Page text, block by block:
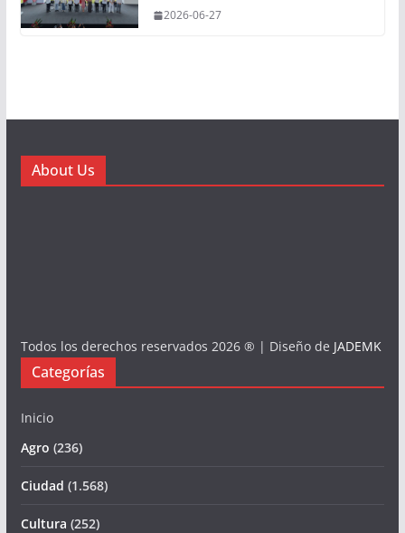
2026-06-27
About Us
Todos los derechos reservados 2026 ® | Diseño de JADEMK
Categorías
Inicio
Agro (236)
Ciudad (1.568)
Cultura (252)